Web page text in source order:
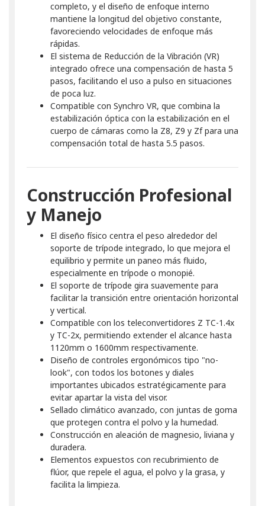
completo, y el diseño de enfoque interno
mantiene la longitud del objetivo constante,
favoreciendo velocidades de enfoque más
rápidas.
El sistema de Reducción de la Vibración (VR)
integrado ofrece una compensación de hasta 5
pasos, facilitando el uso a pulso en situaciones
de poca luz.
Compatible con Synchro VR, que combina la
estabilización óptica con la estabilización en el
cuerpo de cámaras como la Z8, Z9 y Zf para una
compensación total de hasta 5.5 pasos.
Construcción Profesional
y Manejo
El diseño físico centra el peso alrededor del
soporte de trípode integrado, lo que mejora el
equilibrio y permite un paneo más fluido,
especialmente en trípode o monopié.
El soporte de trípode gira suavemente para
facilitar la transición entre orientación horizontal
y vertical.
Compatible con los teleconvertidores Z TC-1.4x
y TC-2x, permitiendo extender el alcance hasta
1120mm o 1600mm respectivamente.
Diseño de controles ergonómicos tipo "no-
look", con todos los botones y diales
importantes ubicados estratégicamente para
evitar apartar la vista del visor.
Sellado climático avanzado, con juntas de goma
que protegen contra el polvo y la humedad.
Construcción en aleación de magnesio, liviana y
duradera.
Elementos expuestos con recubrimiento de
flúor, que repele el agua, el polvo y la grasa, y
facilita la limpieza.